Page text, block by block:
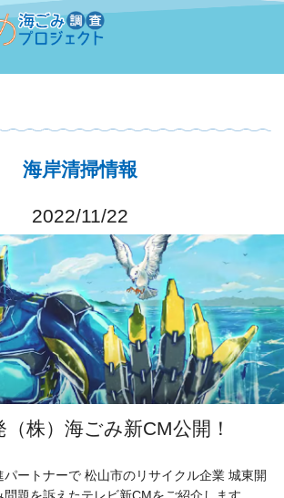
海岸清掃情報
2022/11/22
（株）海ごみ新CM公開！
ートナーで 松山市のリサイクル企業 城東開
題を訴えたテレビ新CMをご紹介します。